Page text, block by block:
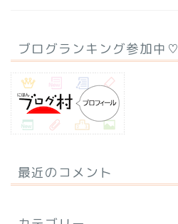
ブログランキング参加中♡
最近のコメント